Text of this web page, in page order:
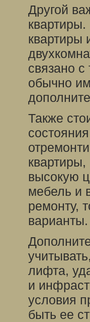
Другой
квартиры
связано
обычно
Также
высокую
мебель и
ремонту,
варианты.
лифта,
и
условия
быть ее